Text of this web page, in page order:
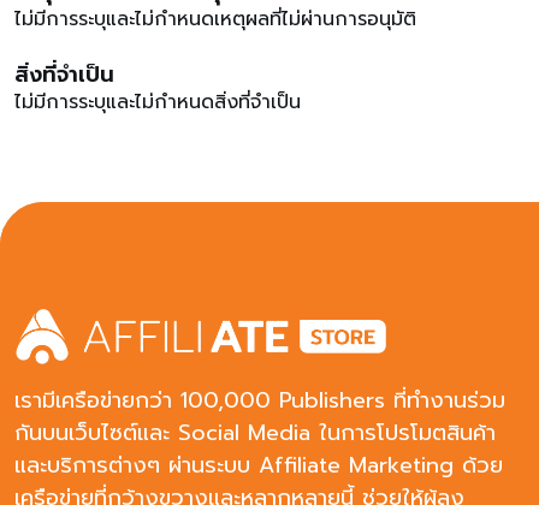
ยกเลิกการซื้อ หรือการซื้อไม่สมบูรณ์ ระยะเวลาการอนุมัติ: 45-
ไม่มีการระบุและไม่กำหนดเหตุผลที่ไม่ผ่านการอนุมัติ
สิ่งที่จำเป็น
ไม่มีการระบุและไม่กำหนดสิ่งที่จำเป็น
เรามีเครือข่ายกว่า 100,000 Publishers ที่ทำงานร่วม
กันบนเว็บไซต์และ Social Media ในการโปรโมตสินค้า
และบริการต่างๆ ผ่านระบบ Affiliate Marketing ด้วย
เครือข่ายที่กว้างขวางและหลากหลายนี้ ช่วยให้ผู้ลง